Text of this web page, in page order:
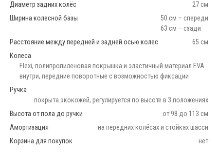
Диаметр задних колёс
27 см
Ширина колесной базы
50 см – спереди
63 см – сзади
Расстояние между передней и задней осью колес
65 см
Колеса
Flexi, полипропиленовая покрышка и эластичный материал EVA
внутри, передние поворотные с возможностью фиксации
Ручка
покрыта экокожей, регулируется по высоте в 3 положениях
Высота от пола до ручки
от 98 до 113 см
Амортизация
на передних колёсах и стойках шасси
Корзина для покупок
нет